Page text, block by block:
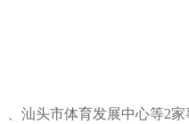
汕头市体育发展中心等2